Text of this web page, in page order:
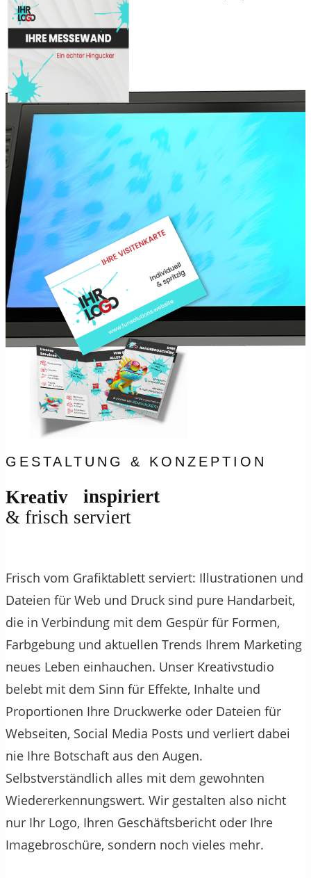
GESTALTUNG & KONZEPTION
Kreativ
& frisch serviert
inspiriert
Frisch vom Grafiktablett serviert: Illustrationen und
Dateien für Web und Druck sind pure Handarbeit,
die in Verbindung mit dem Gespür für Formen,
Farbgebung und aktuellen Trends Ihrem Marketing
neues Leben einhauchen. Unser Kreativstudio
belebt mit dem Sinn für Effekte, Inhalte und
Proportionen Ihre Druckwerke oder Dateien für
Webseiten, Social Media Posts und verliert dabei
nie Ihre Botschaft aus den Augen.
Selbstverständlich alles mit dem gewohnten
Wiedererkennungswert. Wir gestalten also nicht
nur Ihr Logo, Ihren Geschäftsbericht oder Ihre
Imagebroschüre, sondern noch vieles mehr.